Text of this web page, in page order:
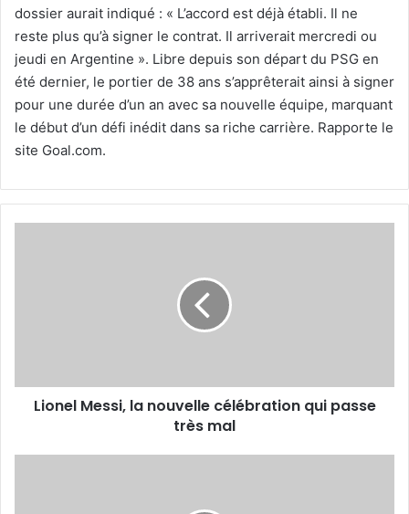
dossier aurait indiqué : « L’accord est déjà établi. Il ne
reste plus qu’à signer le contrat. Il arriverait mercredi ou
jeudi en Argentine ». Libre depuis son départ du PSG en
été dernier, le portier de 38 ans s’apprêterait ainsi à signer
pour une durée d’un an avec sa nouvelle équipe, marquant
le début d’un défi inédit dans sa riche carrière. Rapporte le
site Goal.com.
mal
Lionel Messi, la nouvelle célébration qui passe
très mal